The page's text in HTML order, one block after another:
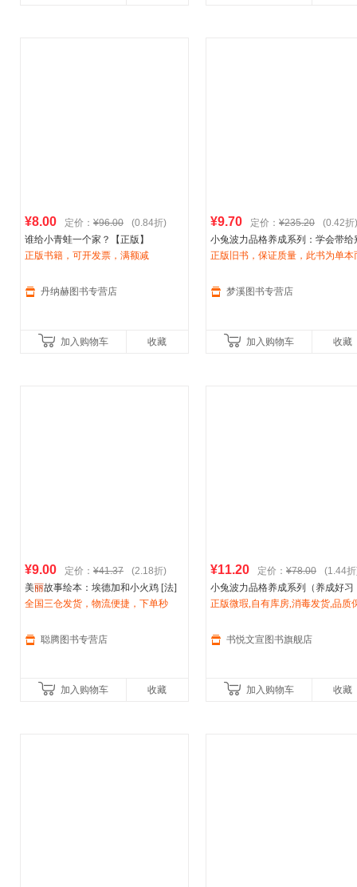
¥8.00 定价： ¥96.00
(0.84折)
谁给小青蛙一个家？【正版】
正版书籍，可开发票，满额减
丹纳赫图书专营店
加入购物车 收藏
¥9.70 定价： ¥235.20
(0.42折)
小兔波力品格养成系列：学会带给
人快乐[奥地利]布丽吉特?威宁格；
136
正版旧书，保证质量，此书为单本
梦溪图书专营店
加入购物车 收藏
¥9.00 定价： ¥41.37
(2.18折)
美丽故事绘本：埃德加和小火鸡 [法]
伊芙·卡拉努 绘 新蕾出版社【正版】
全国三仓发货，物流便捷，下单秒
聪腾图书专营店
加入购物车 收藏
¥11.20 定价： ¥78.00
(1.44
小兔波力品格养成系列（养成好习
惯、塑造好品格最佳读物）（奥）
李颖妮 邢培健南
正版微瑕,自有库房,消毒发货,品质
选购书悦文宣图书旗舰店
加入购物车 收藏